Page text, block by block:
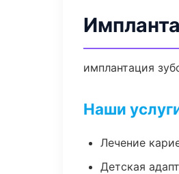
имплантация
Наши
Лечение
Детская